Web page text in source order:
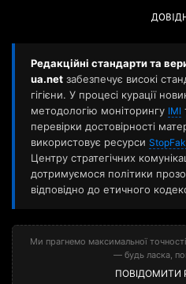
Редакційні стандарти та
ua.net забезпечує високі
гігієни. У процесі курації
методологію моніторингу ІМІ
перевірки достовірності
використовує ресурси
Центру стратегічних
дотримуємося політики
відповідно до етичного
Ми прагнемо максимальної
— будь ласка,
ПОВІДОМИТИ